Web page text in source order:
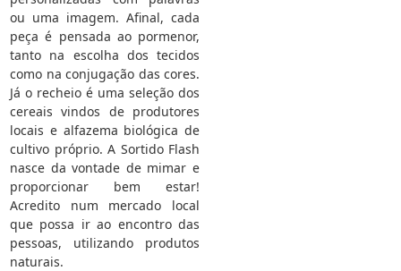
ou uma imagem. Afinal, cada
peça é pensada ao pormenor,
tanto na escolha dos tecidos
como na conjugação das cores.
Já o recheio é uma seleção dos
cereais vindos de produtores
locais e alfazema biológica de
cultivo próprio. A Sortido Flash
nasce da vontade de mimar e
proporcionar bem estar!
Acredito num mercado local
que possa ir ao encontro das
pessoas, utilizando produtos
naturais.